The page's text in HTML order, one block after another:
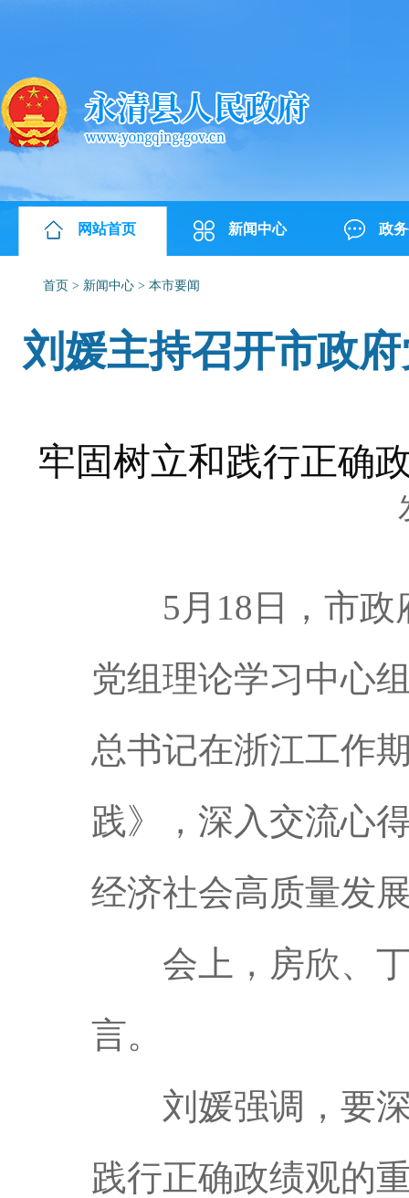
网站首页 新闻中心 政
首页 > 新闻中心 > 本市要闻
刘媛主持召开市政
牢固树立和践行正确
5月18日，市政
党组理论学习中心
总书记在浙江工作
践》，深入交流心
经济社会高质量发
会上，房欣、丁
言。
刘媛强调，要深
践行正确政绩观的